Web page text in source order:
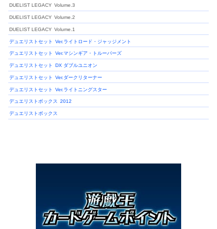
DUELIST LEGACY Volume.3
DUELIST LEGACY Volume.2
DUELIST LEGACY Volume.1
デュエリストセット Ver.ライトロード・ジャッジメント
デュエリストセット Ver.マシンギア・トルーパーズ
デュエリストセット DX ダブルユニオン
デュエリストセット Ver.ダークリターナー
デュエリストセット Ver.ライトニングスター
デュエリストボックス 2012
デュエリストボックス